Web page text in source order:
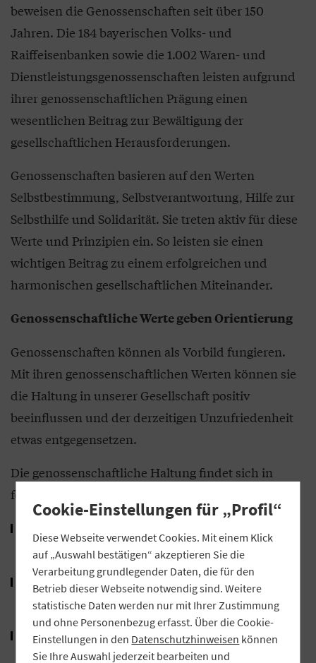
beweisen die Genossenschaften seit über 150
Jahren. Die 184 bayerischen Volks- und
Raiffeisenbanken sowie die 1.002 Waren- und
Dienstleistungsgenossenschaften leisten aufgrund
ihrer genossenschaftlichen Prägung einen
wesentlichen Beitrag zur Bewältigung der
gesellschaftlichen Herausforderungen.
Genossenschaften basieren auf den Werten
Selbstbestimmung, Selbstverantwortung, Hilfe zur
Selbsthilfe und Solidarität. Sie treten aktiv für diese
Werte und Prinzipien ein. So leisten sie einen
wichtigen Beitrag zu einem erfolgreichen und
harmonischen gesellschaftlichen Miteinander.
Genossenschaftliche Werte geben Orientierung
Genossenschaften können als Vorbild fungieren.
Mit ihren genossenschaftlichen Werten können sie
die Haltung in unserer Gesellschaft positiv
beeinflussen und der derzeitigen Unzufriedenheit
etwas entgegensetzen.
Die genossenschaftliche Haltung findet sich in
folgenden Prinzipien wieder:
Herausforderungen.
Wir investieren in die Zukunft und finanzieren
künftiges Wachstum.
Wir stärken die gesellschaftliche Teilhabe und
beteiligen unsere Mitglieder aktiv am
Cookie-Einstellungen für „Profil“
Diese Webseite verwendet Cookies. Mit einem Klick
auf „Auswahl bestätigen“ akzeptieren Sie die
Verarbeitung grundlegender Daten, die für den
Betrieb dieser Webseite notwendig sind. Weitere
statistische Daten werden nur mit Ihrer Zustimmung
und ohne Personenbezug erfasst. Über die Cookie-
Einstellungen in den Datenschutzhinweisen können
Sie Ihre Auswahl jederzeit bearbeiten und